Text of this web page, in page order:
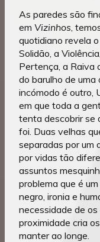
As paredes são
em Vizinhos ,
quotidiano revela
Solidão, a
Pertença, a Raiva
do barulho de
incómodo é outro,
em que toda a
tenta descobrir se
foi. Duas velhas
separadas por um
por vidas tão
assuntos
problema que é
negro, ironia e
necessidade de
proximidade cria
manter ao longe.